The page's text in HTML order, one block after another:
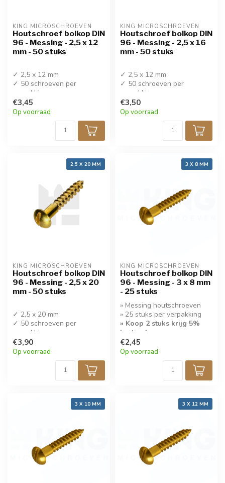
KING MICROSCHROEVEN
Houtschroef bolkop DIN
96 - Messing - 2,5 x 12
mm - 50 stuks
✓ 2,5 x 12 mm
✓ 50 schroeven per
verpakking
✓ Koop 4 stuks krijg 5%
korting!
✓ Houtschroef messing
€3,45
Op voorraad
KING MICROSCHROEVEN
Houtschroef bolkop DIN
96 - Messing - 2,5 x 16
mm - 50 stuks
✓ 2,5 x 12 mm
✓ 50 schroeven per
verpakking
✓ Koop 4 stuks krijg 5%
korting!
✓ Houtschroef messing
€3,50
Op voorraad
2,5 X 20 MM
KING MICROSCHROEVEN
Houtschroef bolkop DIN
96 - Messing - 2,5 x 20
mm - 50 stuks
✓ 2,5 x 20 mm
✓ 50 schroeven per
verpakking
✓ Koop 4 stuks krijg 5%
korting!
✓ Houtschroef messing
€3,90
Op voorraad
3 X 8 MM
KING MICROSCHROEVEN
Houtschroef bolkop DIN
96 - Messing - 3 x 8 mm
- 25 stuks
» Messing houtschroeven
» 25 stuks per verpakking
» Koop 2 stuks krijg 5%
korting!
€2,45
Op voorraad
3 X 10 MM 3 X 12 MM